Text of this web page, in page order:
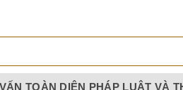
TOÀN DIỆN PHÁP LUẬT VÀ